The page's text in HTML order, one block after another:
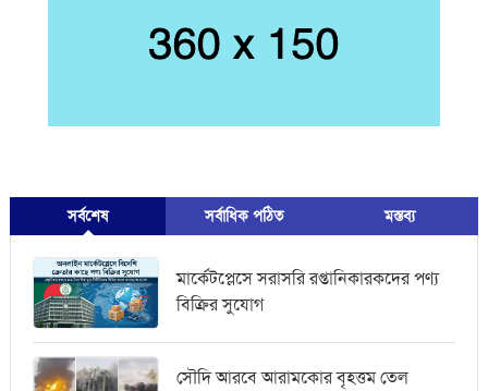
সর্বশেষ সর্বাধিক পঠিত মস্তব্য
মার্কেটপ্লেসে সরাসরি রপ্তানিকারকদের পণ্য
বিক্রির সুযোগ
সৌদি আরবে আরামকোর বৃহত্তম তেল